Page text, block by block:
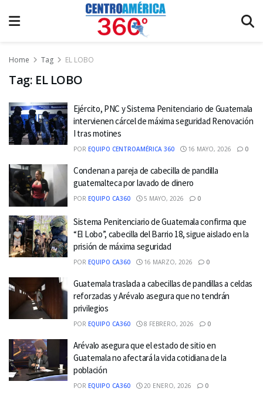
Home Tag EL LOBO
Tag: EL LOBO
Ejército, PNC y Sistema Penitenciario de Guatemala
intervienen cárcel de máxima seguridad Renovación
I tras motines
POR EQUIPO CENTROAMÉRICA 360 16 MAYO, 2026 0
Condenan a pareja de cabecilla de pandilla
guatemalteca por lavado de dinero
POR EQUIPO CA360 5 MAYO, 2026 0
Sistema Penitenciario de Guatemala confirma que
“El Lobo”, cabecilla del Barrio 18, sigue aislado en la
prisión de máxima seguridad
POR EQUIPO CA360 16 MARZO, 2026 0
Guatemala traslada a cabecillas de pandillas a celdas
reforzadas y Arévalo asegura que no tendrán
privilegios
POR EQUIPO CA360 8 FEBRERO, 2026 0
Arévalo asegura que el estado de sitio en
Guatemala no afectará la vida cotidiana de la
población
POR EQUIPO CA360 20 ENERO, 2026 0